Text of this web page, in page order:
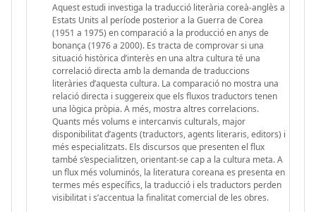
Aquest estudi investiga la traducció literària coreà-anglès a
Estats Units al període posterior a la Guerra de Corea
(1951 a 1975) en comparació a la producció en anys de
bonança (1976 a 2000). Es tracta de comprovar si una
situació històrica d’interès en una altra cultura té una
correlació directa amb la demanda de traduccions
literàries d’aquesta cultura. La comparació no mostra una
relació directa i suggereix que els fluxos traductors tenen
una lògica pròpia. A més, mostra altres correlacions.
Quants més volums e intercanvis culturals, major
disponibilitat d’agents (traductors, agents literaris, editors) i
més especialitzats. Els discursos que presenten el flux
també s’especialitzen, orientant-se cap a la cultura meta. A
un flux més voluminós, la literatura coreana es presenta en
termes més específics, la traducció i els traductors perden
visibilitat i s’accentua la finalitat comercial de les obres.